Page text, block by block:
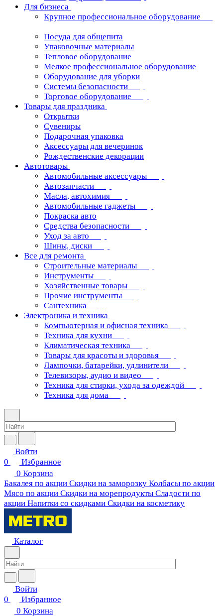
Для бизнеса
Крупное профессиональное оборудование
Посуда для общепита
Упаковочные материалы
Тепловое оборудование
Мелкое профессиональное оборудование
Оборудование для уборки
Системы безопасности
Торговое оборудование
Товары для праздника
Открытки
Сувениры
Подарочная упаковка
Аксессуары для вечеринок
Рождественские декорации
Автотовары
Автомобильные аксессуары
Автозапчасти
Масла, автохимия
Автомобильные гаджеты
Покраска авто
Средства безопасности
Уход за авто
Шины, диски
Все для ремонта
Строительные материалы
Инструменты
Хозяйственные товары
Прочие инструменты
Сантехника
Электроника и техника
Компьютерная и офисная техника
Техника для кухни
Климатическая техника
Товары для красоты и здоровья
Лампочки, батарейки, удлинители
Телевизоры, аудио и видео
Техника для стирки, ухода за одеждой
Техника для дома
Войти
0
Избранное
0 Корзина
Бакалея по акции Скидки на заморозку Колбасы по акции
Мясо по акции Скидки на морепродукты Сладости по
акции Напитки со скидками Скидки на косметику
Каталог
Войти
0
Избранное
0 Корзина